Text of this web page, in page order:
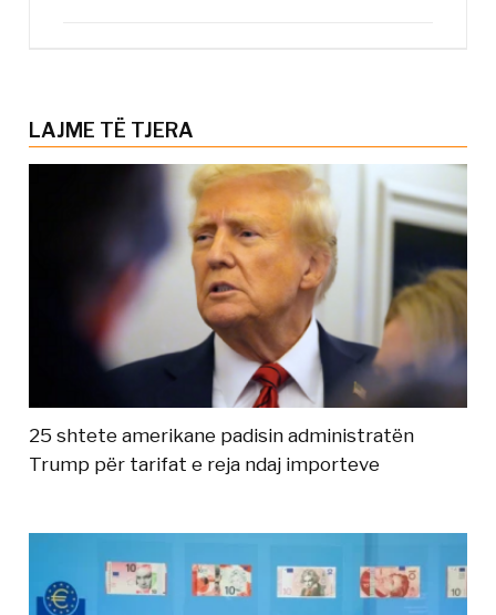
LAJME TË TJERA
25 shtete amerikane padisin administratën
Trump për tarifat e reja ndaj importeve